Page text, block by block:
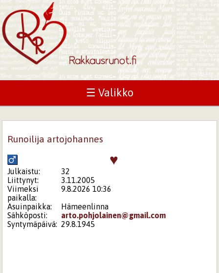
☰ Valikko
Runoilija artojohannes
♥
Julkaistu:
32
Liittynyt:
3.11.2005
Viimeksi
paikalla:
9.8.2026 10:36
Asuinpaikka:
Hämeenlinna
Sähköposti:
arto.pohjolainen@gmail.com
Syntymäpäivä: 29.8.1945